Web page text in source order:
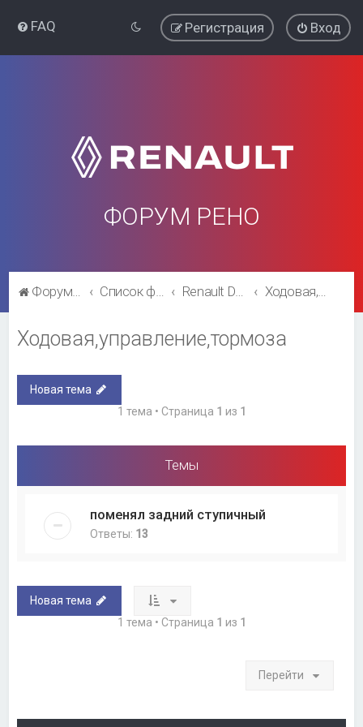
FAQ Вход
Регистрация
ФОРУМ РЕНО
Форум Рено Список форумов Renault Duster Ходовая,управление,тормоза
Ходовая,управление,тормоза
Новая тема
1 тема • Страница 1 из 1
Темы
поменял задний ступичный
Ответы: 13
Новая тема
1 тема • Страница 1 из 1
Перейти